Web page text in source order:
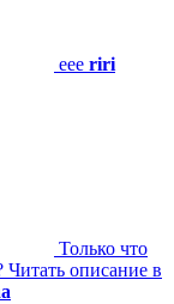
eee riri
Только что
Читать описание в